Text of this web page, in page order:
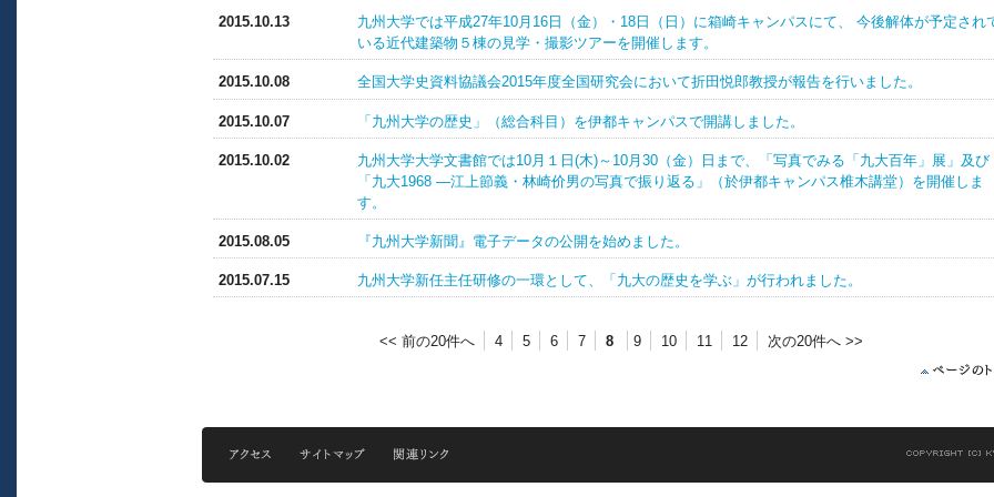
2015.10.13
九州大学では平成27年10月16日（金）・18日（日）に箱崎キャンパスにて、 今後解体が予定され
いる近代建築物５棟の見学・撮影ツアーを開催します。
2015.10.08 全国大学史資料協議会2015年度全国研究会において折田悦郎教授が報告を行いました。
2015.10.07 「九州大学の歴史」（総合科目）を伊都キャンパスで開講しました。
2015.10.02
九州大学大学文書館では10月１日(木)～10月30（金）日まで、「写真でみる「九大百年」展」及び
「九大1968 ―江上節義・林崎价男の写真で振り返る」（於伊都キャンパス椎木講堂）を開催しま
す。
2015.08.05 『九州大学新聞』電子データの公開を始めました。
2015.07.15 九州大学新任主任研修の一環として、「九大の歴史を学ぶ」が行われました。
<< 前の20件へ 4 5 6 7 8 9 10 11 12 次の20件へ >>